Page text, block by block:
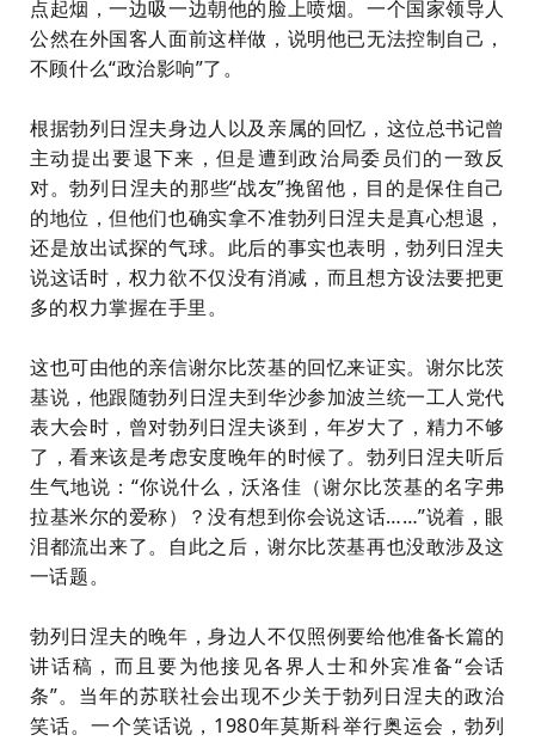
点起烟，一边吸一边朝他的脸上喷烟。一个国家领导人
公然在外国客人面前这样做，说明他已无法控制自己，
不顾什么“政治影响”了。
根据勃列日涅夫身边人以及亲属的回忆，这位总书记曾
主动提出要退下来，但是遭到政治局委员们的一致反
对。勃列日涅夫的那些“战友”挽留他，目的是保住自己
的地位，但他们也确实拿不准勃列日涅夫是真心想退，
还是放出试探的气球。此后的事实也表明，勃列日涅夫
说这话时，权力欲不仅没有消减，而且想方设法要把更
多的权力掌握在手里。
这也可由他的亲信谢尔比茨基的回忆来证实。谢尔比茨
基说，他跟随勃列日涅夫到华沙参加波兰统一工人党代
表大会时，曾对勃列日涅夫谈到，年岁大了，精力不够
了，看来该是考虑安度晚年的时候了。勃列日涅夫听后
生气地说：“你说什么 ，沃洛佳 （谢尔比茨基的名字弗
拉基米尔的爱称） ？没有想到你会说这话……”说着，眼
泪都流出来了。自此之后，谢尔比茨基再也没敢涉及这
一话题。
勃列日涅夫的晚年，身边人不仅照例要给他准备长篇的
讲话稿，而且要为他接见各界人士和外宾准备“会话
条”。当年的苏联社会出现不少关于勃列日涅夫的政治
笑话。一个笑话说，1980年莫斯科举行奥运会，勃列